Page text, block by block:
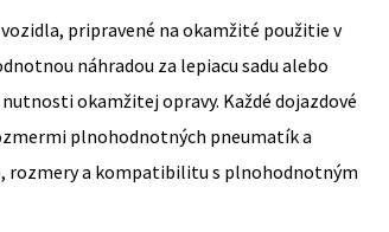
pripravené na okamžité použitie v
náhradou za lepiacu sadu alebo
okamžitej opravy. Každé dojazdové
plnohodnotných pneumatík a
rozmery a kompatibilitu s plnohodnotným